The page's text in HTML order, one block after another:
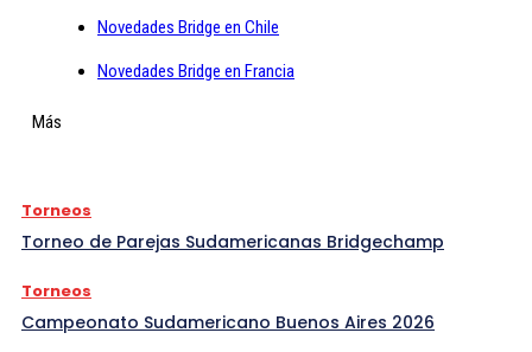
Novedades Bridge en Chile
Novedades Bridge en Francia
Más
Torneos
Torneo de Parejas Sudamericanas Bridgechamp
Torneos
Campeonato Sudamericano Buenos Aires 2026